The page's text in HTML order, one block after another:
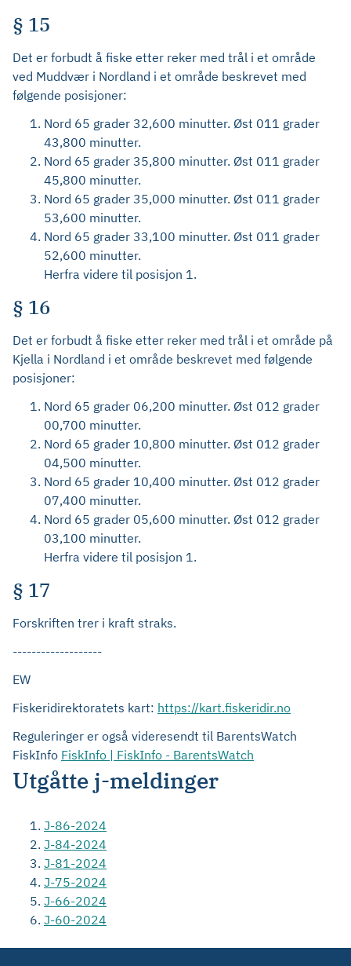
§ 15
Det er forbudt å fiske etter reker med trål i et område
ved Muddvær i Nordland i et område beskrevet med
følgende posisjoner:
Nord 65 grader 32,600 minutter. Øst 011 grader
43,800 minutter.
Nord 65 grader 35,800 minutter. Øst 011 grader
45,800 minutter.
Nord 65 grader 35,000 minutter. Øst 011 grader
53,600 minutter.
Nord 65 grader 33,100 minutter. Øst 011 grader
52,600 minutter.
Herfra videre til posisjon 1.
§ 16
Det er forbudt å fiske etter reker med trål i et område på
Kjella i Nordland i et område beskrevet med følgende
posisjoner:
Nord 65 grader 06,200 minutter. Øst 012 grader
00,700 minutter.
Nord 65 grader 10,800 minutter. Øst 012 grader
04,500 minutter.
Nord 65 grader 10,400 minutter. Øst 012 grader
07,400 minutter.
Nord 65 grader 05,600 minutter. Øst 012 grader
03,100 minutter.
Herfra videre til posisjon 1.
§ 17
Forskriften trer i kraft straks.
-------------------
EW
Fiskeridirektoratets kart: https://kart.fiskeridir.no
Reguleringer er også videresendt til BarentsWatch
FiskInfo FiskInfo | FiskInfo - BarentsWatch
Utgåtte j-meldinger
J-86-2024
J-84-2024
J-81-2024
J-75-2024
J-66-2024
J-60-2024